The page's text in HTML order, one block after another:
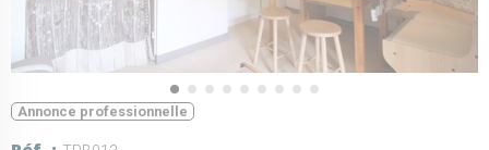
Annonce professionnelle